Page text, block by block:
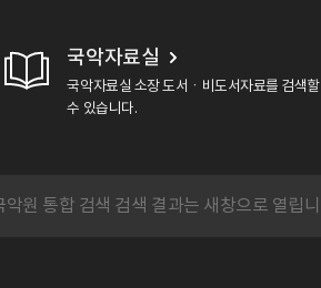
국악자료실
국악자료실 소장 도서ㆍ비도서자료를 검색할
수 있습니다.